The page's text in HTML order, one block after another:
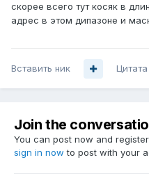
скорее всего тут косяк в
адрес в этом дипазоне и
Вставить ник Цитата
Join the
You can post now and
sign in now to post with your